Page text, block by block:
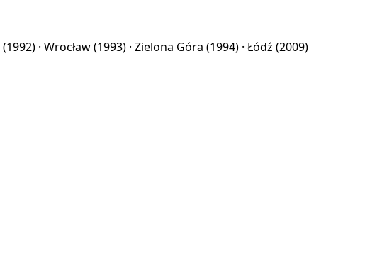
(1992) · Wrocław(1993) · Zielona Góra (1994) · Łódź (2009)